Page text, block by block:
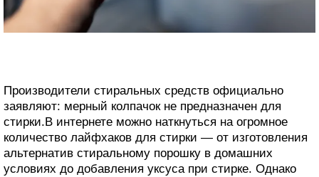
Производители стиральных средств официально
заявляют: мерный колпачок не предназначен для
стирки.В интернете можно наткнуться на огромное
количество лайфхаков для стирки — от изготовления
альтернатив стиральному порошку в домашних
условиях до добавления уксуса при стирке. Однако